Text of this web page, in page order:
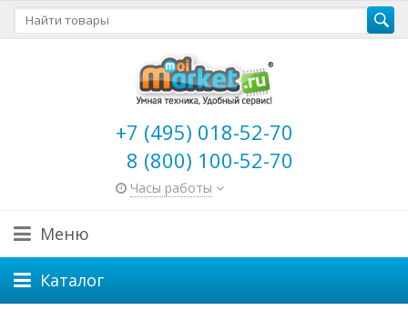
+7 (495) 018-52-70
8 (800) 100-52-70
Часы работы
Меню
Каталог